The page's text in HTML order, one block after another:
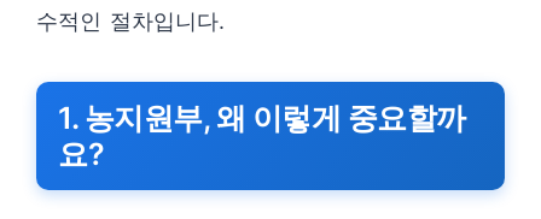
수적인 절차입니다.
1. 농지원부, 왜 이렇게 중요할까
요?